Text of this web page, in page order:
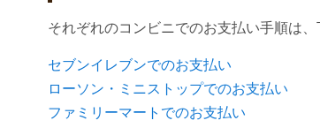
それぞれのコンビニでのお支払い手順は
セブンイレブンでのお支払い
ローソン・ミニストップでのお支払い
ファミリーマートでのお支払い